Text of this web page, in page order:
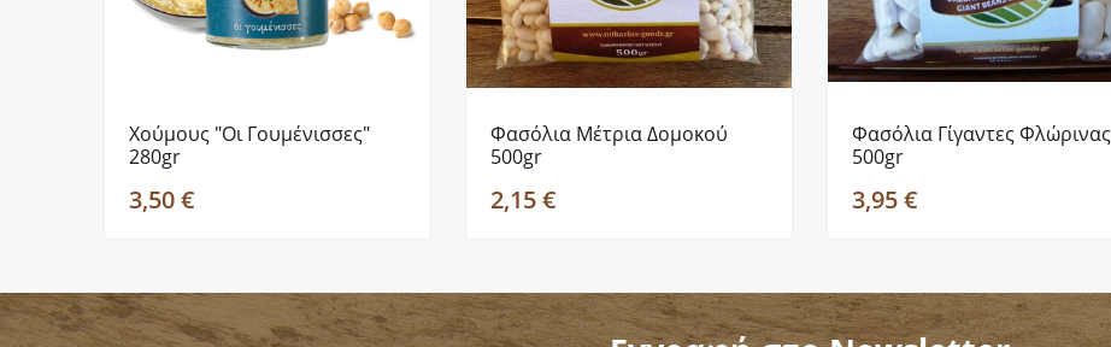
Χούμους "Οι Γουμένισσες"
280gr
3,50 €
Φασόλια Μέτρια Δομοκού
500gr
2,15 €
Φασόλια Γίγαντες Φλώρινας
500gr
3,95 €